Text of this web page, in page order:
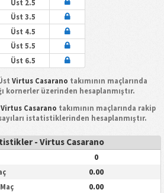
Üst 2.5
Üst 3.5
Üst 4.5
Üst 5.5
Üst 6.5
Virtus Casarano takımının maçlarında
kornerler üzerinden hesaplanmıştır.
Virtus Casarano takımının maçlarında rakip
istatistiklerinden hesaplanmıştır.
- Virtus Casarano
0
0.00
0.00